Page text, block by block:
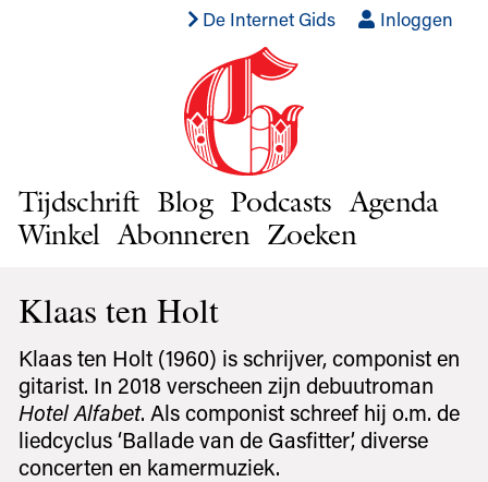
De Internet Gids Inloggen
Tijdschrift Blog Podcasts Agenda
Winkel Abonneren Zoeken
Klaas ten Holt
Klaas ten Holt (1960) is schrijver, componist en
gitarist. In 2018 verscheen zijn debuutroman
Hotel Alfabet. Als componist schreef hij o.m. de
liedcyclus ‘Ballade van de Gasfitter’, diverse
concerten en kamermuziek.